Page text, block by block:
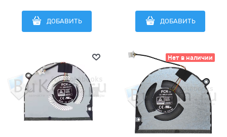
DFS5L22H15G86B-FQRH
DC5V 0.8A (4pin) RTX3050 /
ДОБАВИТЬ ДОБАВИТЬ
Нет в наличии